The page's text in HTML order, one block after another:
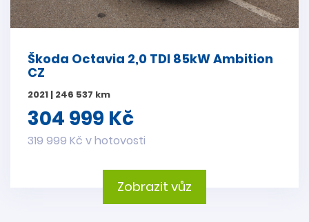
Škoda Octavia 2,0 TDI 85kW Ambition
CZ
2021 | 246 537 km
304 999 Kč
319 999 Kč v hotovosti
Zobrazit vůz